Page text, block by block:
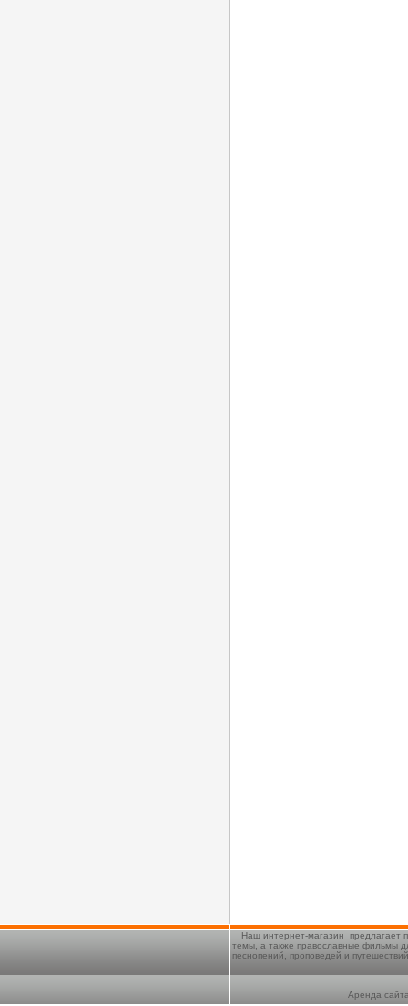
Наш интернет-магазин предлагает
темы, а также православные фильмы
песнопений, проповедей и
Аренда